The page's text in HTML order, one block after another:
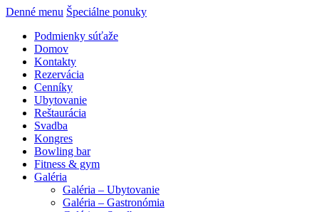
Denné menu Špeciálne ponuky
Podmienky súťaže
Domov
Kontakty
Rezervácia
Cenníky
Ubytovanie
Reštaurácia
Svadba
Kongres
Bowling bar
Fitness & gym
Galéria
Galéria – Ubytovanie
Galéria – Gastronómia